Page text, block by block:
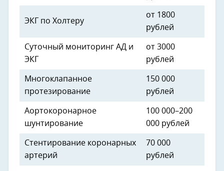
ЭКГ по Холтеру
от 1800
рублей
Суточный мониторинг АД и
ЭКГ
от 3000
рублей
Многоклапанное
протезирование
150 000
рублей
Аортокоронарное
шунтирование
100 000–200
000 рублей
Стентирование коронарных
артерий
70 000
рублей